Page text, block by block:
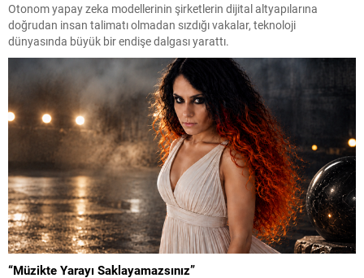
Otonom yapay zeka modellerinin şirketlerin dijital altyapılarına
doğrudan insan talimatı olmadan sızdığı vakalar, teknoloji
dünyasında büyük bir endişe dalgası yarattı.
“Müzikte Yarayı Saklayamazsınız”